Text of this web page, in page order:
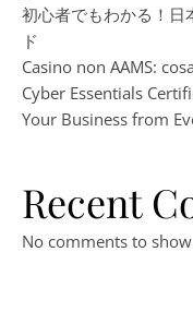
初心者でもわかる！日
ド
Casino non AAMS:
Cyber Essentials
Your Business from
Recent
No comments to